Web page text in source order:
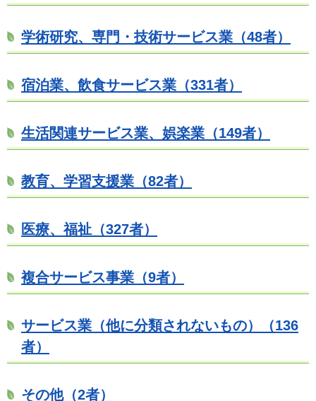
学術研究、専門・技術サービス業（48者）
宿泊業、飲食サービス業（331者）
生活関連サービス業、娯楽業（149者）
教育、学習支援業（82者）
医療、福祉（327者）
複合サービス事業（9者）
サービス業（他に分類されないもの）（136
者）
その他（2者）